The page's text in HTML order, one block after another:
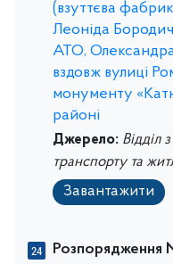
(взуттєва
Леоніда
АТО, Олександра
вздовж вулиці
монументу
районі
Джерело: Відділ
транспорту та
Завантажити
Розпорядження